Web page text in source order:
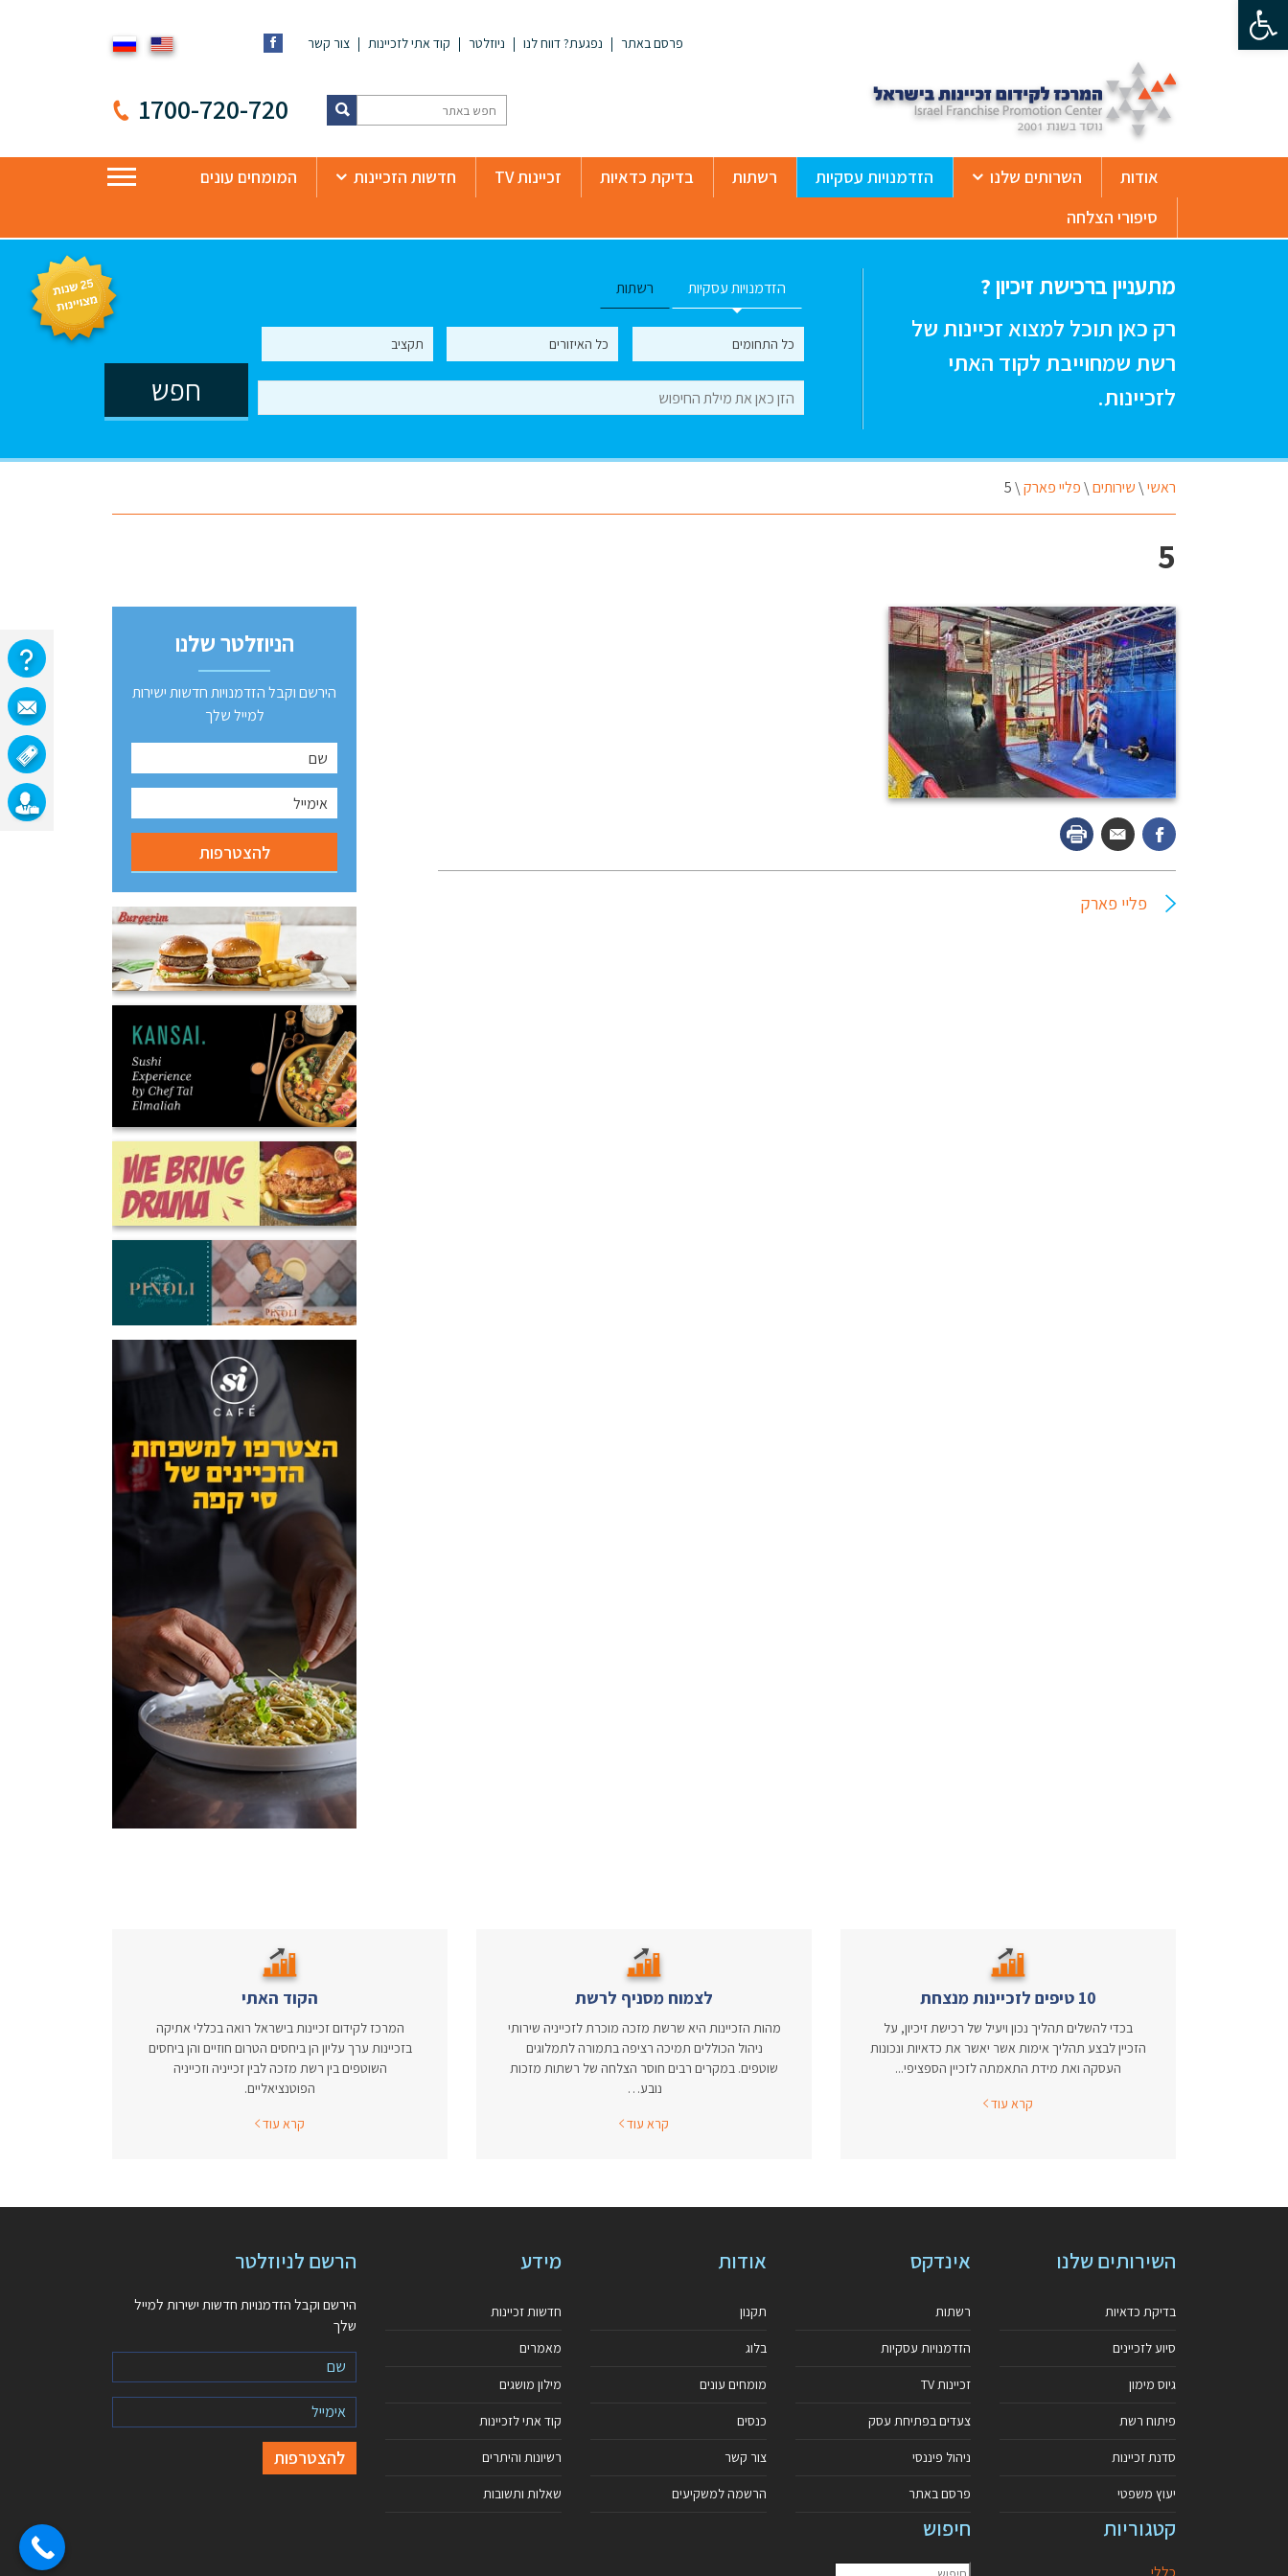
פתח סרגל נגישות
פרסם באתר נפגעת? דווח לנו ניוזלטר קוד אתי לזכיינות צור קשר
1700-720-720
אודות השרותים שלנו הזדמנויות עסקיות רשתות בדיקת כדאיות זכיינות TV חדשות הזכיינות
המומחים עונים
סיפורי הצלחה
מתעניין ברכישת זיכיון ?
רק כאן תוכל למצוא זכיינות של
רשת שמחוייבת לקוד האתי
לזכיינות.
הזדמנויות עסקיות רשתות
ראשי\שירותים\פליי פארק\
5
5
פליי פארק
הניוזלטר שלנו
הירשם וקבל הזדמנויות חדשות ישירות
למייל שלך
10 טיפים לזכיינות מנצחת
בכדי להשלים תהליך נכון ויעיל של רכישת זיכיון, על
הזכיין לבצע תהליך אימות אשר יאשר את כדאיות ונכונות
העסקה ואת מידת התאמתה לזכיין הספציפי...
קרא עוד
לצמוח מסניף לרשת
מהות הזכיינות היא שרשת מזכה מוכרת לזכייניה שירותי
ניהול הכוללים תמיכה רציפה בתמורה לתמלוגים
שוטפים. במקרים רבים חוסר הצלחה של רשתות מזכות
נובע…
קרא עוד
הקוד האתי
המרכז לקידום זכיינות בישראל רואה בכללי אתיקה
בזכיינות ערך עליון הן ביחסים הטרום חוזיים והן ביחסים
השוטפים בין רשת מזכה לבין זכייניה וזכייניה
הפוטנציאליים.
קרא עוד
השירותים שלנו
בדיקת כדאיות
סיוע לזכיינים
גיוס מימון
פיתוח רשת
סדנת זכיינות
יעוץ משפטי
אינדקס
רשתות
הזדמנויות עסקיות
זכיינות TV
צעדים בפתיחת עסק
ניהול פיננסי
פרסם באתר
אודות
תקנון
בלוג
מומחים עונים
כנסים
צור קשר
הרשמה למשקיעים
מידע
חדשות זכיינות
מאמרים
מילון מושגים
קוד אתי לזכיינות
רשיונות והיתרים
שאלות ותשובות
קטגוריות
כללי
חיפוש
הרשם לניוזלטר
הירשם וקבל הזדמנויות חדשות ישירות למייל
שלך